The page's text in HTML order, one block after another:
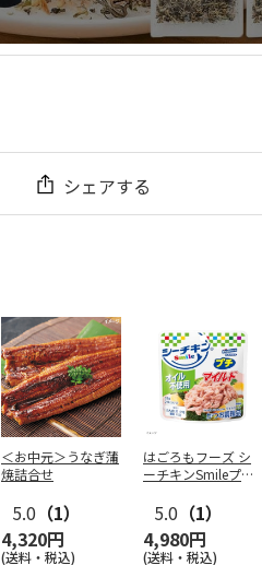
シェアする
＜お中元＞うなぎ蒲
焼詰合せ
5.0 （1）
4,320円
(送料・税込)
はごろもフーズ シ
ーチキンSmileプチ
5.0 （1）
4,980円
(送料・税込)